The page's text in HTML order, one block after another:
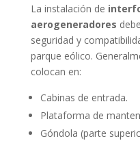
La instalación de
aerogeneradores
seguridad y
parque eólico.
colocan en:
Cabinas de entrada.
Plataforma de
Góndola (parte